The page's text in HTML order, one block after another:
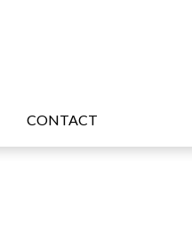
CONTACT